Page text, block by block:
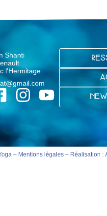
Shanti
l'Hermitage
– Mentions légales– Réalisation :